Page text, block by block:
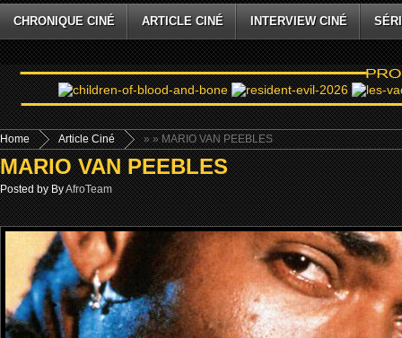
CHRONIQUE CINÉ ARTICLE CINÉ INTERVIEW CINÉ
Home »
Article Ciné » MARIO VAN PEEBLES
MARIO VAN PEEBLES
Posted by ByAfroTeam